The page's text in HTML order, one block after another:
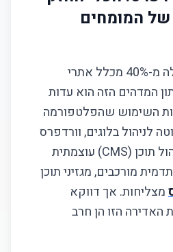
וורדפרס
של המומחים
וורדפרס מניעה למעלה מ-40% מכלל אתרי
המדהים הזה הוא עדות
השימוש שהפלטפורמה
לניהול בלוגים, וורדפרס
התפתחה למערכת ניהול תוכן (CMS) עוצמתית
מורכבים, מגזיני תוכן
מצליחות. אך דווקא
האדירה הזו הן חרב